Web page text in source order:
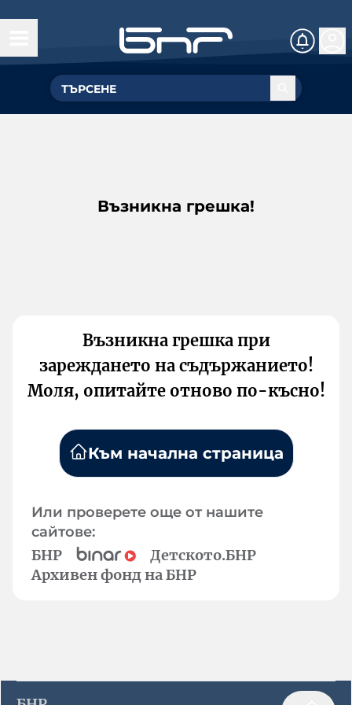
Възникна грешка!
Възникна грешка при
зареждането на съдържанието!
Моля, опитайте отново по-късно!
Към начална страница
Или проверете още от нашите
сайтове:
БНР
Детското.БНР
Архивен фонд на БНР